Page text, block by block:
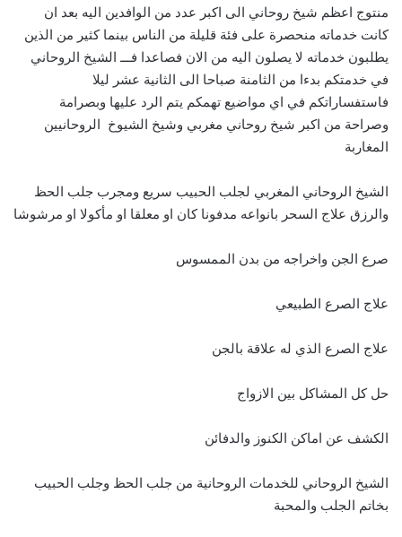
منتوج اعظم شيخ روحاني الى اكبر عدد من الوافدين اليه بعد ان
كانت خدماته منحصرة على فئة قليلة من الناس بينما كثير من الذين
يطلبون خدماته لا يصلون اليه من الان فصاعدا فـــ الشيخ الروحاني
في خدمتكم بدءا من الثامنة صباحا الى الثانية عشر ليلا
فاستفساراتكم في اي مواضيع تهمكم يتم الرد عليها وبصرامة
وصراحة من اكبر شيخ روحاني مغربي وشيخ الشيوخ الروحانيين
المغاربة
الشيخ الروحاني المغربي لجلب الحبيب سريع ومجرب جلب الحظ
والرزق علاج السحر بانواعه مدفونا كان او معلقا او مأكولا او مرشوشا
صرع الجن واخراجه من بدن الممسوس
علاج الصرع الطبيعي
علاج الصرع الذي له علاقة بالجن
حل كل المشاكل بين الازواج
الكشف عن اماكن الكنوز والدفائن
الشيخ الروحاني للخدمات الروحانية من جلب الحظ وجلب الحبيب
بخاتم الجلب والمحبة